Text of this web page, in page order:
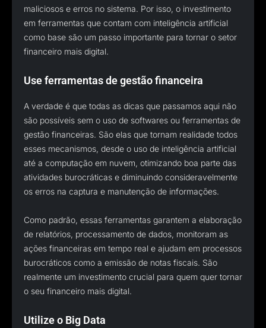
maliciosos e erros no sistema. Por isso, o investimento
em ferramentas que contam com inteligência artificial
como base são um passo importante para tornar o setor
financeiro mais digital.
Use ferramentas de gestão financeira
A verdade é que todas as dicas que passamos aqui não
são possíveis sem o uso de softwares ou ferramentas de
gestão financeiras. São elas que tornam realidade todos
esses mecanismos, desde o uso de inteligência artificial
até a computação em nuvem, otimizando boa parte das
atividades burocráticas e diminuindo consideravelmente
os erros na captura e manutenção de informações.
Como padrão, essas ferramentas garantem a elaboração
de relatórios, processamento de dados, monitoram as
ações financeiras em tempo real e ajudam em processos
burocráticos como a emissão de notas fiscais. São
realmente um investimento crucial para quem quer tornar
o seu financeiro mais digital.
Utilize o Big Data